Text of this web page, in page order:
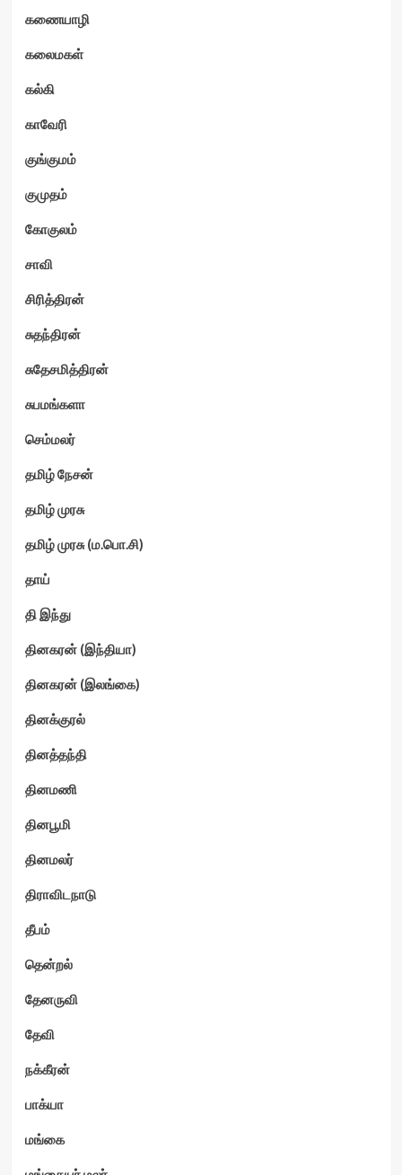
கணையாழி
கலைமகள்
கல்கி
காவேரி
குங்குமம்
குமுதம்
கோகுலம்
சாவி
சிரித்திரன்
சுதந்திரன்
சுதேசமித்திரன்
சுபமங்களா
செம்மலர்
தமிழ் நேசன்
தமிழ் முரசு
தமிழ் முரசு (ம.பொ.சி)
தாய்
தி இந்து
தினகரன் (இந்தியா)
தினகரன் (இலங்கை)
தினக்குரல்
தினத்தந்தி
தினமணி
தினபூமி
தினமலர்
திராவிடநாடு
தீபம்
தென்றல்
தேனருவி
தேவி
நக்கீரன்
பாக்யா
மங்கை